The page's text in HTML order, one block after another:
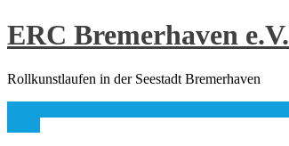
Skip
to
ERC Bremerhaven e.V.
Rollkunstlaufen in der Seestadt Bremerhaven